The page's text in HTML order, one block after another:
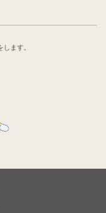
ます。